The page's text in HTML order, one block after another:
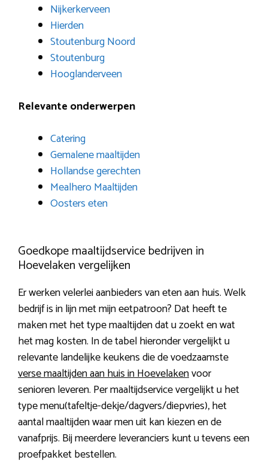
Nijkerkerveen
Hierden
Stoutenburg Noord
Stoutenburg
Hooglanderveen
Relevante onderwerpen
Catering
Gemalene maaltijden
Hollandse gerechten
Mealhero Maaltijden
Oosters eten
Goedkope maaltijdservice bedrijven in
Hoevelaken vergelijken
Er werken velerlei aanbieders van eten aan huis. Welk
bedrijf is in lijn met mijn eetpatroon? Dat heeft te
maken met het type maaltijden dat u zoekt en wat
het mag kosten. In de tabel hieronder vergelijkt u
relevante landelijke keukens die de voedzaamste
verse maaltijden aan huis in Hoevelakenvoor
senioren leveren. Per maaltijdservice vergelijkt u het
type menu(tafeltje-dekje/dagvers/diepvries), het
aantal maaltijden waar men uit kan kiezen en de
vanafprijs. Bij meerdere leveranciers kunt u tevens een
proefpakket bestellen.